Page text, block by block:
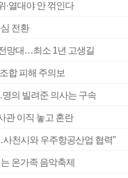
열대야 안 꺾인다
전환
망대…최소 1년 고생길
합 피해 주의보
의 빌려준 의사는 구속
관 이직 놓고 혼란
천시와 우주항공산업 협력”
온가족 음악축제